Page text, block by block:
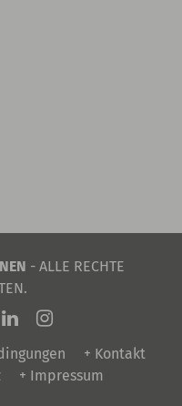
- ALLE RECHTE
+ Kontakt
+ Impressum